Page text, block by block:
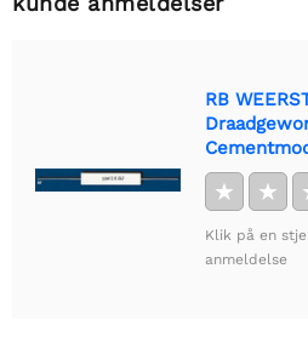
RB
★ ★
Klik på en
anmeldelse